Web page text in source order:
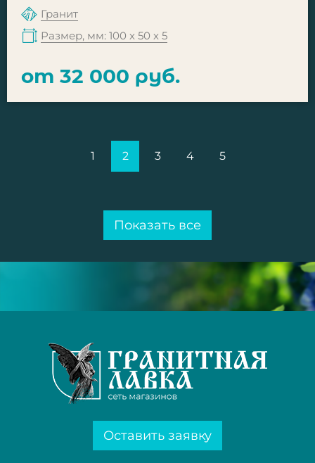
Гранит
Размер, мм: 100 х 50 х 5
от 32 000 руб.
1 2 3 4 5
Показать все
Оставить заявку